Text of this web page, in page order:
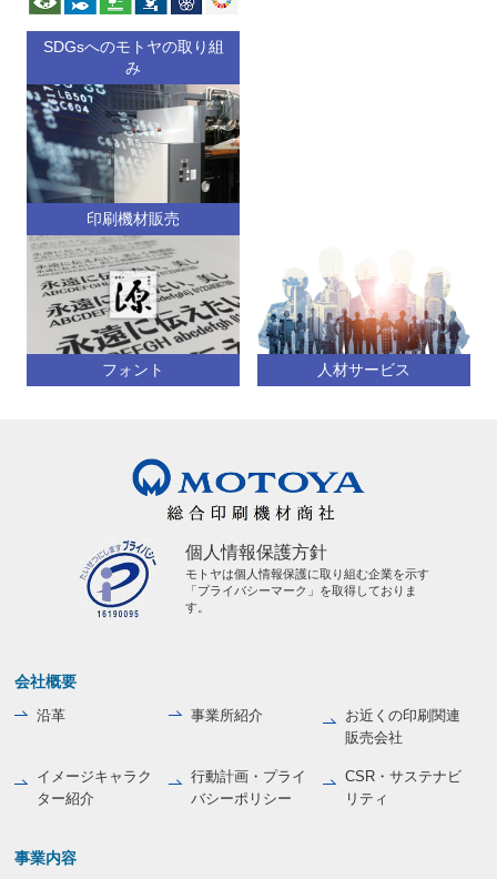
SDGsへのモトヤの取り組
み
印刷機材販売
フォント 人材サービス
個人情報保護方針
モトヤは個人情報保護に取り組む企業を示す
「プライバシーマーク」を取得しておりま
す。
会社概要
沿革 事業所紹介
お近くの印刷関連
販売会社
イメージキャラク
ター紹介
行動計画・プライ
バシーポリシー
CSR・サステナビ
リティ
事業内容